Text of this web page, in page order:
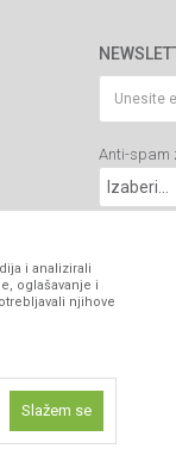
Anti-spam
PRATITE
i analizirali
oglašavanje i
njihove
Slažem se